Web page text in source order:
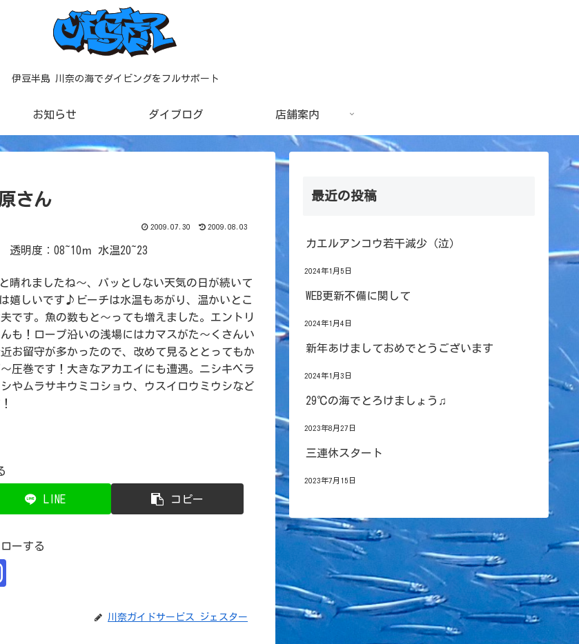
伊豆半島 川奈の海でダイビングをフルサポート
お知らせ ダイブログ 店舗案内
さん
2009.07.30 2009.08.03
明度：08~10ｍ 水温20~23
晴れましたね～、パッとしない天気の日が続いて
嬉しいです♪ビーチは水温もあがり、温かいとこ
です。魚の数もと～っても増えました。エントリ
も！ロープ沿いの浅場にはカマスがた～くさんい
お留守が多かったので、改めて見るととってもか
圧巻です！大きなアカエイにも遭遇。ニシキベラ
やムラサキウミコショウ、ウスイロウミウシなど
LINE コピー
ーする
川奈ガイドサービス ジェスター
最近の投稿
カエルアンコウ若干減少（泣）
2024年1月5日
WEB更新不備に関して
2024年1月4日
新年あけましておめでとうございます
2024年1月3日
29℃の海でとろけましょう♫
2023年8月27日
三連休スタート
2023年7月15日